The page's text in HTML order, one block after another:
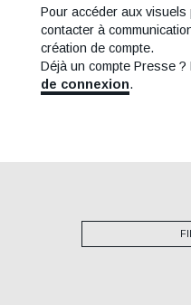
Pour accéder aux
contacter à
création de compte.
Déjà un compte Presse
de connexion.